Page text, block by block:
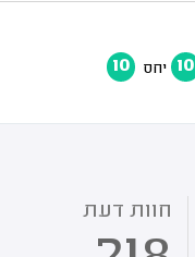
10 יחס 10
חוות דעת